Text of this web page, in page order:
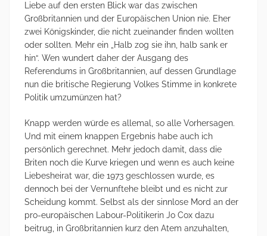
Liebe auf den ersten Blick war das zwischen
Großbritannien und der Europäischen Union nie. Eher
zwei Königskinder, die nicht zueinander finden wollten
oder sollten. Mehr ein „Halb zog sie ihn, halb sank er
hin“. Wen wundert daher der Ausgang des
Referendums in Großbritannien, auf dessen Grundlage
nun die britische Regierung Volkes Stimme in konkrete
Politik umzumünzen hat?
Knapp werden würde es allemal, so alle Vorhersagen.
Und mit einem knappen Ergebnis habe auch ich
persönlich gerechnet. Mehr jedoch damit, dass die
Briten noch die Kurve kriegen und wenn es auch keine
Liebesheirat war, die 1973 geschlossen wurde, es
dennoch bei der Vernunftehe bleibt und es nicht zur
Scheidung kommt. Selbst als der sinnlose Mord an der
pro-europäischen Labour-Politikerin Jo Cox dazu
beitrug, in Großbritannien kurz den Atem anzuhalten,